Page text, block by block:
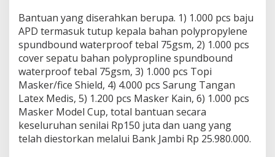
,
N
G
O
F
F
I
,
B
B
T
Bantuan yang diserahkan berupa. 1) 1.000 pcs baju
APD termasuk tutup kepala bahan polypropylene
spundbound waterproof tebal 75gsm, 2) 1.000 pcs
cover sepatu bahan polypropline spundbound
waterproof tebal 75gsm, 3) 1.000 pcs Topi
Masker/fice Shield, 4) 4.000 pcs Sarung Tangan
Latex Medis, 5) 1.200 pcs Masker Kain, 6) 1.000 pcs
Masker Model Cup, total bantuan secara
keseluruhan senilai Rp150 juta dan uang yang
telah diestorkan melalui Bank Jambi Rp 25.980.000.